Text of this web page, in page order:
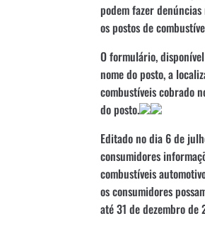
podem fazer
os postos de
O formulário,
nome do posto, a
combustíveis cobrado
do posto.
Editado no dia 6 de
consumidores
combustíveis
os consumidores
até 31 de dezembro de